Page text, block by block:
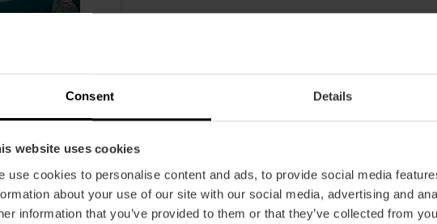
Consent Details
website uses cookies
use cookies to personalise content and ads, to provide social media
about your use of our site with our social media, advertising and
information that you’ve provided to them or that they’ve collected from
Quando è previsto il vostro viaggio a València?
Non ho ancora deciso
So la data
Quanti giorni starete a València?*